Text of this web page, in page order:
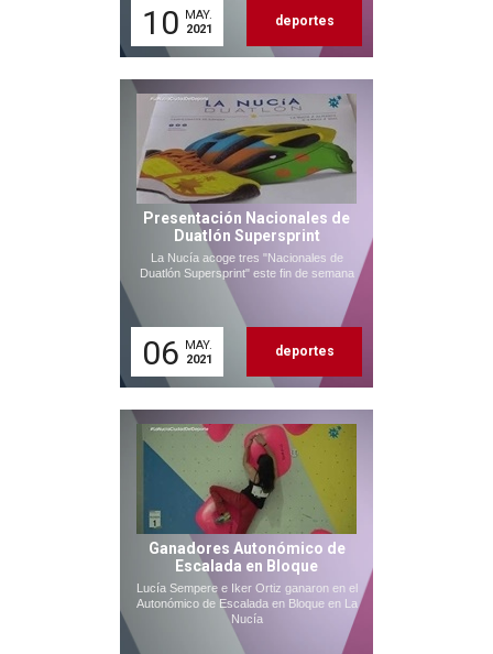
10 MAY.
2021
deportes
Presentación Nacionales de
Duatlón Supersprint
La Nucía acoge tres "Nacionales de
Duatlón Supersprint" este fin de semana
06 MAY.
2021
deportes
Ganadores Autonómico de
Escalada en Bloque
Lucía Sempere e Iker Ortiz ganaron en el
Autonómico de Escalada en Bloque en La
Nucía